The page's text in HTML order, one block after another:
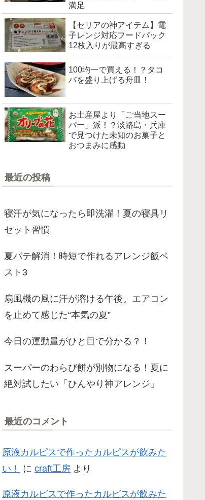
満足
【セリアの神アイテム】電
子レンジ対応フードパック
12枚入りが最高すぎる
100均一で買える！？タコ
パを盛り上げる舟皿！
お土産屋より「ご当地スー
パー」派！？淡路島・兵庫
で見つけた未知のお菓子と
おつまみに感動
最近の投稿
寝汗が気になったら即洗濯！夏の寝具リ
セット習慣
夏バテ解消！時短で作れるアレンジ飯ベ
スト3
扇風機の風に汗が溶ける午後。エアコン
を止めて感じた“本気の夏”
今日の運動量がひと目で分かる？！
スーパーのわらび餅が別物になる！夏に
絶対試したい「ひんやり神アレンジ」
最近のコメント
原液カルピスで作ったカルピスが飲みた
い！
に craft工房 より
原液カルピスで作ったカルピスが飲みた